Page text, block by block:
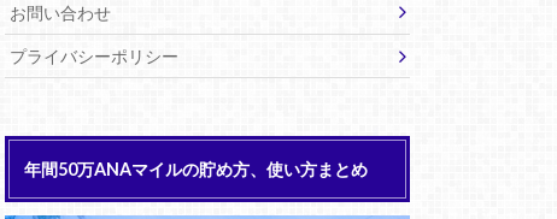
お問い合わせ
プライバシーポリシー
年間50万ANAマイルの貯め方、使い方まとめ